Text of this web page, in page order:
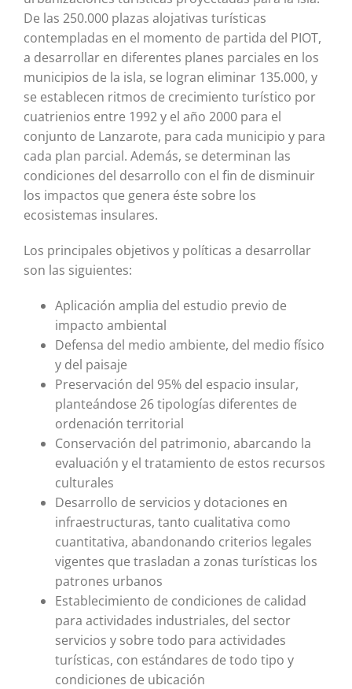
De las 250.000 plazas alojativas turísticas
contempladas en el momento de partida del PIOT,
a desarrollar en diferentes planes parciales en los
municipios de la isla, se logran eliminar 135.000, y
se establecen ritmos de crecimiento turístico por
cuatrienios entre 1992 y el año 2000 para el
conjunto de Lanzarote, para cada municipio y para
cada plan parcial. Además, se determinan las
condiciones del desarrollo con el fin de disminuir
los impactos que genera éste sobre los
ecosistemas insulares.
Los principales objetivos y políticas a desarrollar
son las siguientes:
Aplicación amplia del estudio previo de
impacto ambiental
Defensa del medio ambiente, del medio físico
y del paisaje
Preservación del 95% del espacio insular,
planteándose 26 tipologías diferentes de
ordenación territorial
Conservación del patrimonio, abarcando la
evaluación y el tratamiento de estos recursos
culturales
Desarrollo de servicios y dotaciones en
infraestructuras, tanto cualitativa como
cuantitativa, abandonando criterios legales
vigentes que trasladan a zonas turísticas los
patrones urbanos
Establecimiento de condiciones de calidad
para actividades industriales, del sector
servicios y sobre todo para actividades
turísticas, con estándares de todo tipo y
condiciones de ubicación